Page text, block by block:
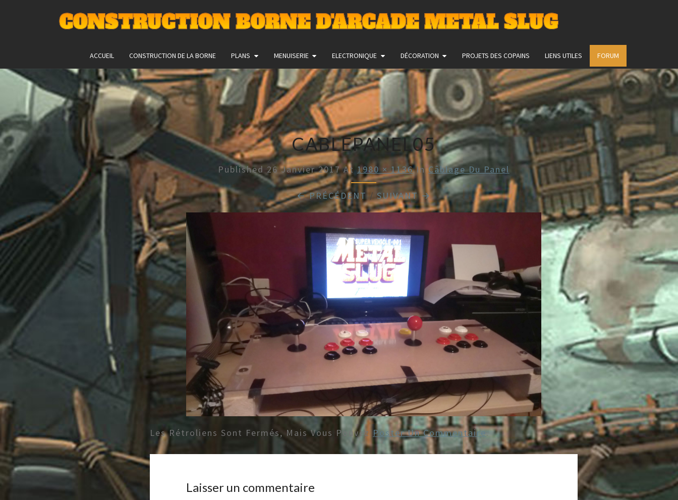
CONSTRUCTION BORNE D'ARCADE METAL SLUG
ACCUEIL CONSTRUCTION DE LA BORNE PLANS MENUISERIE ELECTRONIQUE DÉCORATION PROJETS DES COPAINS LIENS UTILES FORUM
CABLEPANEL05
Published 26 Janvier 2017At 1980 × 1136InCâblage Du Panel
← PRÉCÉDENT / SUIVANT →
Les Rétroliens Sont Fermés, Mais Vous Pouvez Poster Un Commentaire.
Laisser un commentaire